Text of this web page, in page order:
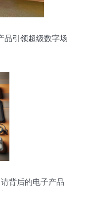
品引领超级数字场
背后的电子产品